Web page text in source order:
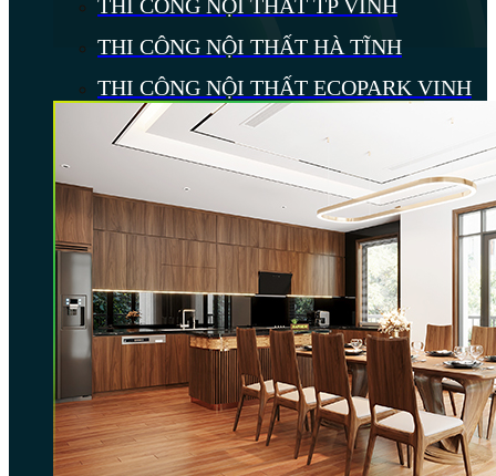
THI CÔNG NỘI THẤT TP VINH
THI CÔNG NỘI THẤT HÀ TĨNH
THI CÔNG NỘI THẤT ECOPARK VINH